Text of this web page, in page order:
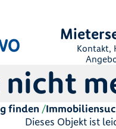
Kontakt,
finden
Dieses Objekt ist